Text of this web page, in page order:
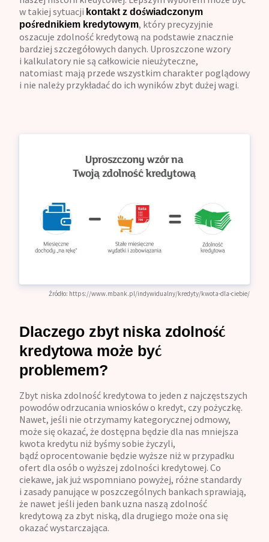
w takiej sytuacji kontakt z doświadczonym
pośrednikiem kredytowym, który precyzyjnie
oszacuje zdolność kredytową na podstawie znacznie
bardziej szczegółowych danych. Uproszczone wzory
i kalkulatory nie są całkowicie nieużyteczne,
natomiast mają przede wszystkim charakter poglądowy
i nie należy przykładać do ich wyników zbyt dużej wagi.
Źródło: https://www.mbank.pl/indywidualny/kredyty/kwota-dla-ciebie/
Dlaczego zbyt niska zdolność
kredytowa może być
problemem?
Zbyt niska zdolność kredytowa to jeden z najczęstszych
powodów odrzucania wniosków o kredyt, czy pożyczkę.
Nawet, jeśli nie otrzymamy kategorycznej odmowy,
może się okazać, że dostępna będzie dla nas mniejsza
kwota kredytu niż byśmy sobie życzyli,
bądź oprocentowanie będzie wyższe niż w przypadku
ofert dla osób o wyższej zdolności kredytowej. Co
ciekawe, jak już wspomniano powyżej, różne standardy
i zasady panujące w poszczególnych bankach sprawiają,
że nawet jeśli jeden bank uzna naszą zdolność
kredytową za zbyt niską, dla drugiego może ona się
okazać wystarczająca.